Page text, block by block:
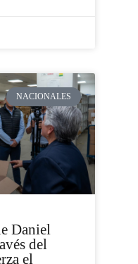
NACIONALES
Daniel
del
el